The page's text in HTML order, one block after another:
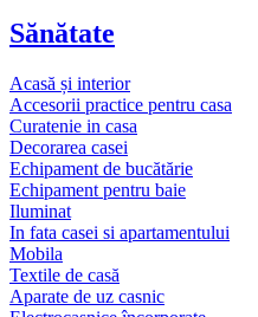
Sănătate
Acasă și interior
Accesorii practice pentru casa
Curatenie in casa
Decorarea casei
Echipament de bucătărie
Echipament pentru baie
Iluminat
In fata casei si apartamentului
Mobila
Textile de casă
Aparate de uz casnic